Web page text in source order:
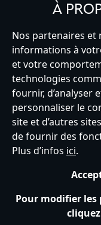
France
Service clients
Plan du site
Règles de
Politique de cookies
Conditions générales de
À
Nos partenaires et
informations à
et votre
technologies
fournir, d’analyser
personnaliser le
site et d’autres
de fournir des
Plus d’infos ici.
Pour modifier